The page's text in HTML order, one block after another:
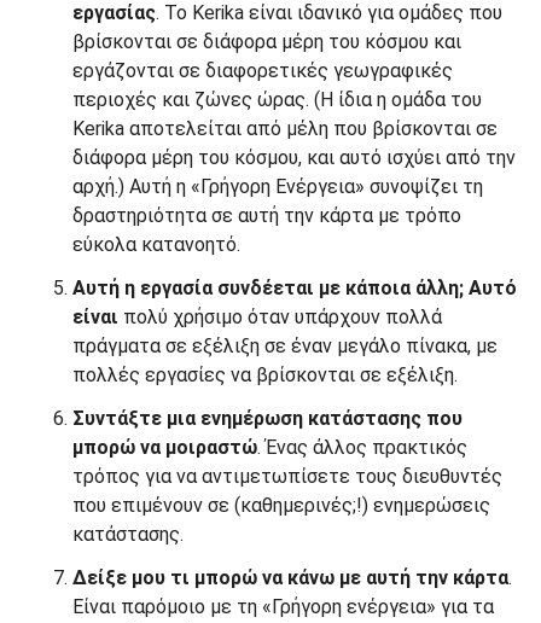
εργασίας. Το Kerika είναι ιδανικό για ομάδες που
βρίσκονται σε διάφορα μέρη του κόσμου και
εργάζονται σε διαφορετικές γεωγραφικές
περιοχές και ζώνες ώρας. (Η ίδια η ομάδα του
Kerika αποτελείται από μέλη που βρίσκονται σε
διάφορα μέρη του κόσμου, και αυτό ισχύει από την
αρχή.) Αυτή η «Γρήγορη Ενέργεια» συνοψίζει τη
δραστηριότητα σε αυτή την κάρτα με τρόπο
εύκολα κατανοητό.
Αυτή η εργασία συνδέεται με κάποια άλλη; Αυτό
είναι πολύ χρήσιμο όταν υπάρχουν πολλά
πράγματα σε εξέλιξη σε έναν μεγάλο πίνακα, με
πολλές εργασίες να βρίσκονται σε εξέλιξη.
Συντάξτε μια ενημέρωση κατάστασης που
μπορώ να μοιραστώ. Ένας άλλος πρακτικός
τρόπος για να αντιμετωπίσετε τους διευθυντές
που επιμένουν σε (καθημερινές;!) ενημερώσεις
κατάστασης.
Δείξε μου τι μπορώ να κάνω με αυτή την κάρτα.
Είναι παρόμοιο με τη «Γρήγορη ενέργεια» για τα